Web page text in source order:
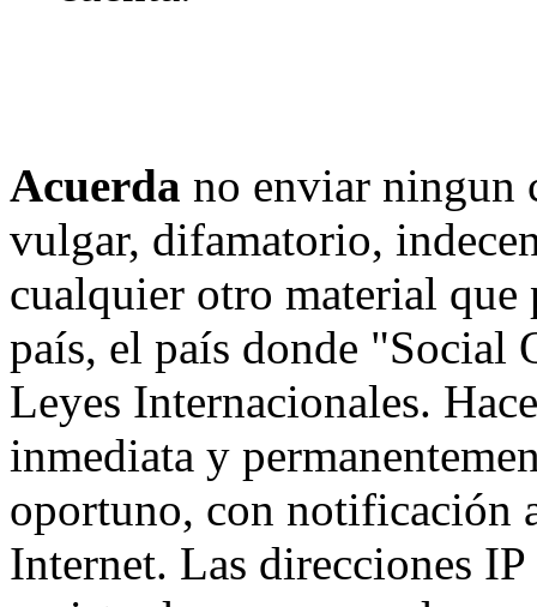
Acuerda no enviar ningun
vulgar, difamatorio,
cualquier otro material
país, el país donde "Social
Leyes Internacionales.
inmediata y
oportuno, con notificación
Internet. Las direcciones